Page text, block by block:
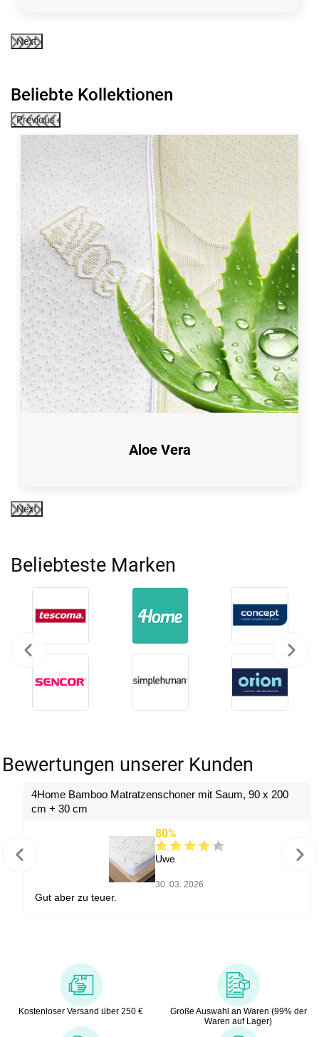
Next
Beliebte Kollektionen
Previous
Aloe Vera
Next
Beliebteste Marken
Bewertungen unserer Kunden
4Home Bamboo Matratzenschoner mit Saum, 90 x 200
cm + 30 cm
80%
Uwe
30. 03. 2026
Gut aber zu teuer.
Kostenloser Versand über 250 €
Große Auswahl an Waren (99% der
Waren auf Lager)